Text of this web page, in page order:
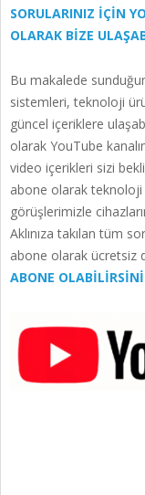
SORULARINIZ İÇİN
OLARAK BİZE
Bu makalede
sistemleri, teknoloji
güncel içeriklere
olarak YouTube
video içerikleri sizi
abone olarak
görüşlerimizle
Aklınıza takılan tüm
abone olarak ücretsiz
ABONE